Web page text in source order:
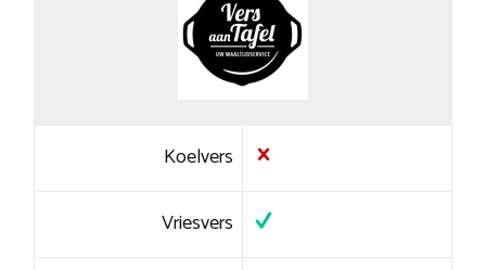
Koelvers
Vriesvers